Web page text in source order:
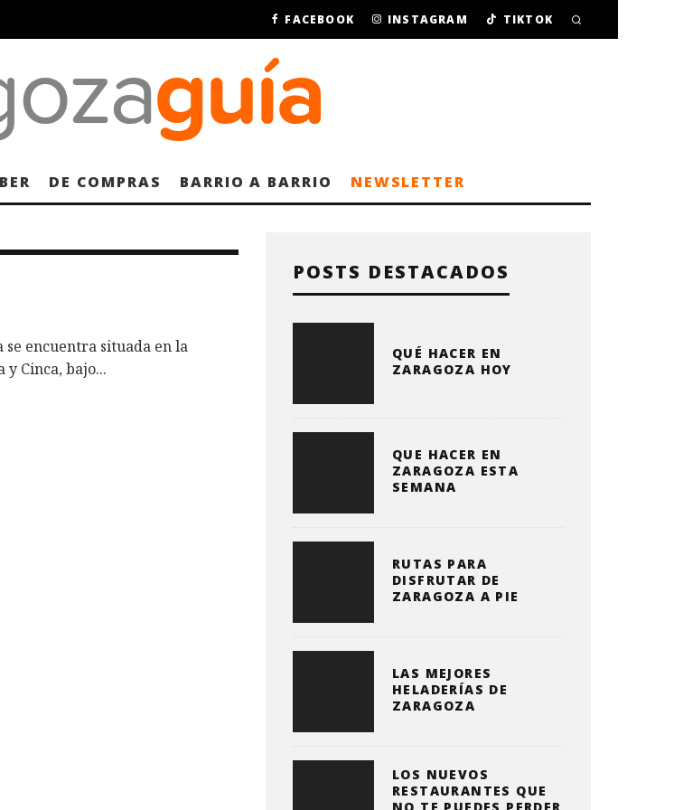
FACEBOOK INSTAGRAM TIKTOK
DE COMPRAS BARRIO A BARRIO NEWSLETTER
encuentra situada en la
y Cinca, bajo...
POSTS DESTACADOS
QUÉ HACER EN
ZARAGOZA HOY
QUE HACER EN
ZARAGOZA ESTA
SEMANA
RUTAS PARA
DISFRUTAR DE
ZARAGOZA A PIE
LAS MEJORES
HELADERÍAS DE
ZARAGOZA
LOS NUEVOS
RESTAURANTES QUE
NO TE PUEDES PERDER